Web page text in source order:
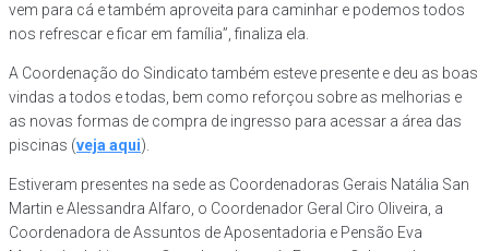
vem para cá e também aproveita para caminhar e podemos todos
nos refrescar e ficar em família”, finaliza ela.
A Coordenação do Sindicato também esteve presente e deu as boas
vindas a todos e todas, bem como reforçou sobre as melhorias e
as novas formas de compra de ingresso para acessar a área das
piscinas (veja aqui).
Estiveram presentes na sede as Coordenadoras Gerais Natália San
Martin e Alessandra Alfaro, o Coordenador Geral Ciro Oliveira, a
Coordenadora de Assuntos de Aposentadoria e Pensão Eva